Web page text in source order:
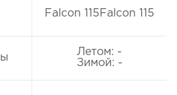
Falcon 115Falcon 115
Летом: -
Зимой: -